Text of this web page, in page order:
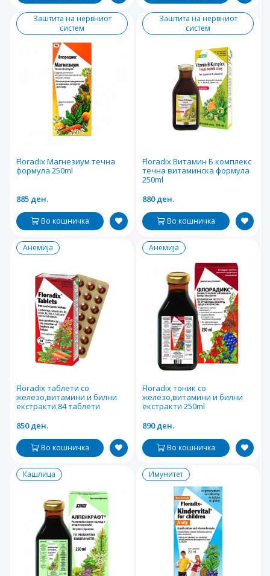
Заштита на нервниот
систем
Floradix Магнезиум течна
формула 250ml
885 ден.
Во кошничка
Заштита на нервниот
систем
Floradix Витамин Б комплекс
течна витаминска формула
250ml
880 ден.
Во кошничка
Анемија
Floradix таблети со
железо,витамини и билни
екстракти,84 таблети
850 ден.
Во кошничка
Анемија
Floradix тоник со
железо,витамини и билни
екстракти 250ml
890 ден.
Во кошничка
Кашлица Имунитет